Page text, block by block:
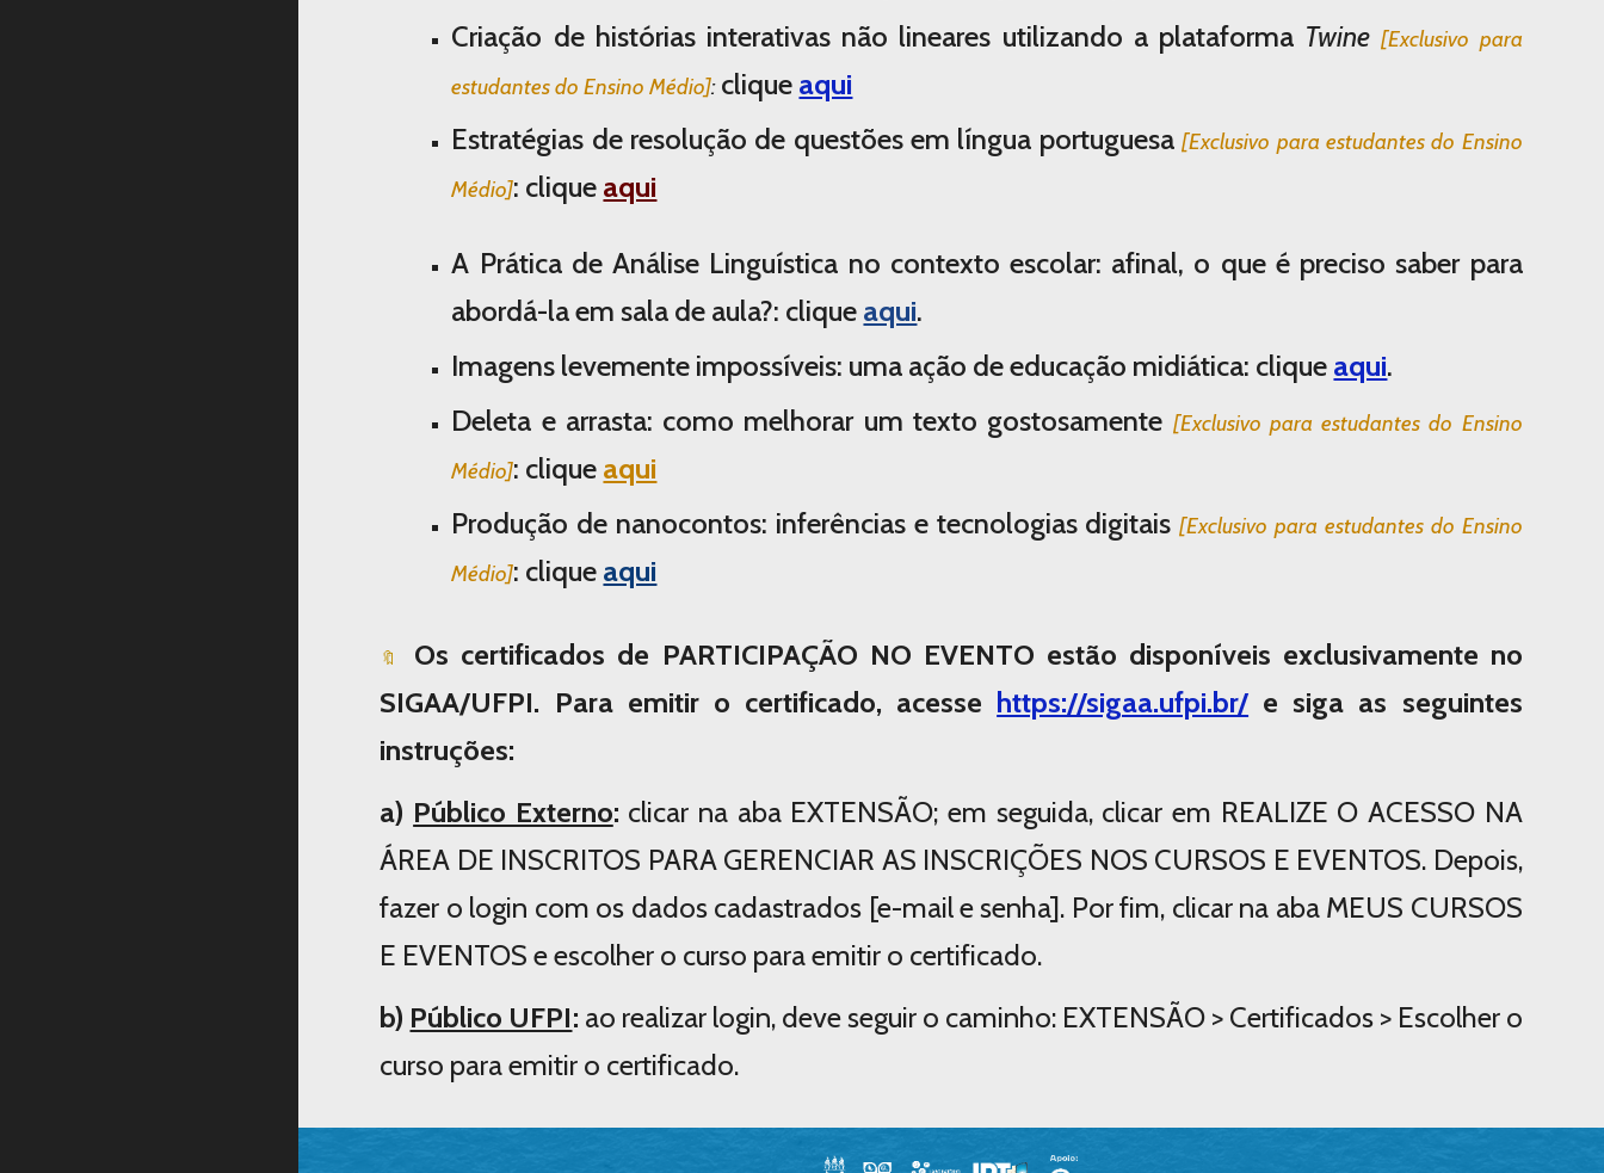
Criação de histórias interativas não lineares utilizando a plataforma Twine [Exclusivo para
estudantes do Ensino Médio]:clique aqui
Estratégias de resolução de questões em língua portuguesa[Exclusivo para estudantes do Ensino
Médio]: clique aqui
A Prática de Análise Linguística no contexto escolar: afinal, o que é preciso saber para
abordá-la em sala de aula?: clique aqui.
Imagens levemente impossíveis: uma ação de educação midiática: clique aqui.
Deleta e arrasta: como melhorar um texto gostosamente [Exclusivo para estudantes do Ensino
Médio]: clique aqui
Produção de nanocontos: inferências e tecnologias digitais[Exclusivo para estudantes do Ensino
Médio]: clique aqui
🔖 Os certificados de PARTICIPAÇÃO NO EVENTO estão disponíveis exclusivamente no
SIGAA/UFPI. Para emitir o certificado, acesse https://sigaa.ufpi.br/ e siga as seguintes
instruções:
a) Público Externo: clicar na aba EXTENSÃO; em seguida, clicar em REALIZE O ACESSO NA
ÁREA DE INSCRITOS PARA GERENCIAR AS INSCRIÇÕES NOS CURSOS E EVENTOS. Depois,
fazer o login com os dados cadastrados [e-mail e senha]. Por fim, clicar na aba MEUS CURSOS
E EVENTOS e escolher o curso para emitir o certificado.
b) Público UFPI: ao realizar login, deve seguir o caminho: EXTENSÃO > Certificados > Escolher o
curso para emitir o certificado.